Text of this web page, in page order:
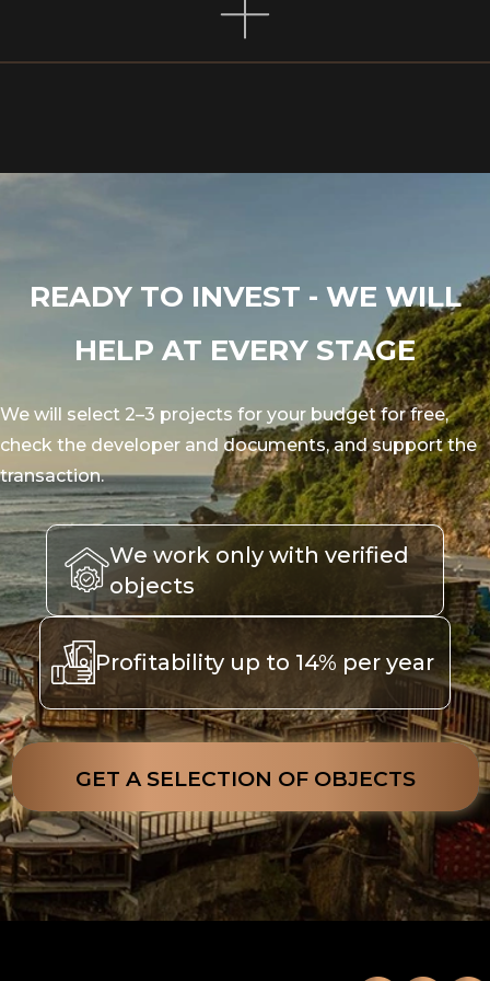
нерухомості у розмірі близько 10% при
перепродажі. Решта витрат залежить від
формату угоди. Ми пояснюємо все на початку,
READY TO INVEST - WE WILL
HELP AT EVERY STAGE
We will select 2–3 projects for your budget for free,
check the developer and documents, and support the
transaction.
We work only with verified
objects
Profitability up to 14% per year
GET A SELECTION OF OBJECTS